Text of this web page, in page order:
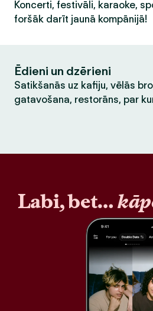
Koncerti, festivāli, karaoke,
foršāk darīt jaunā kompānijā!
Ēdieni un dzērieni
Satikšanās uz kafiju, vēlās
gatavošana, restorāns, par
Labi, bet…